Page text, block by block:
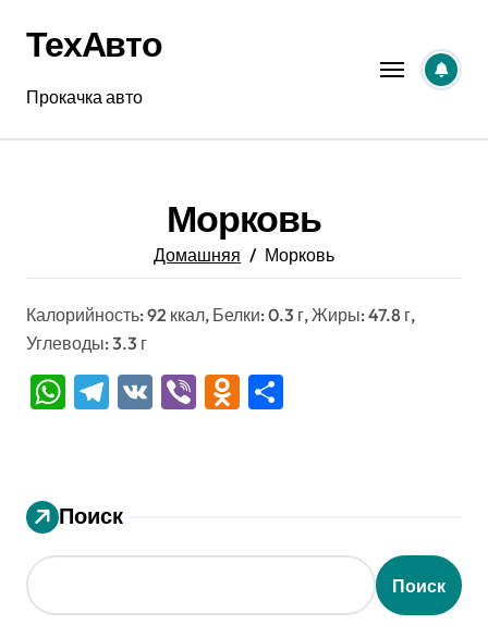
содержанию
ТехАвто
Прокачка авто
Морковь
Домашняя Морковь
Калорийность: 92 ккал, Белки: 0.3 г, Жиры: 47.8 г,
Углеводы: 3.3 г
WhatsApp
Telegram
VK ViberOdnoklassniki
Поиск
Поиск